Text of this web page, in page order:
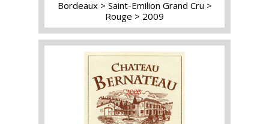
Bordeaux
Saint-Emilion Grand Cru
Rouge
2009